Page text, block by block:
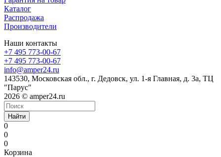
Каталог
Распродажа
Производители
Наши контакты
+7 495 773-00-67
+7 495 773-00-67
info@amper24.ru
143530, Московская обл., г. Дедовск, ул. 1-я Главная, д. 3а, ТЦ
"Парус"
2026 © amper24.ru
Найти
0
0
0
Корзина